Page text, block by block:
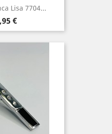
Lisa 7704...
€